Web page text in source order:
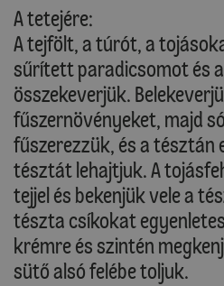
A tetejére:
A tejfölt, a túrót, a
sűrített paradicsomot és
összekeverjük.
fűszernövényeket, majd
fűszerezzük, és a tésztán
tésztát lehajtjuk. A
tejjel és bekenjük vele a
tészta csíkokat
krémre és szintén
sütő alsó felébe toljuk.